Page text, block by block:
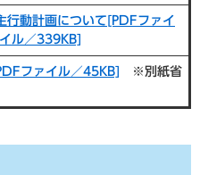
行動計画について[PDFファイ
ル／339KB]
ファイル／45KB]
※別紙省